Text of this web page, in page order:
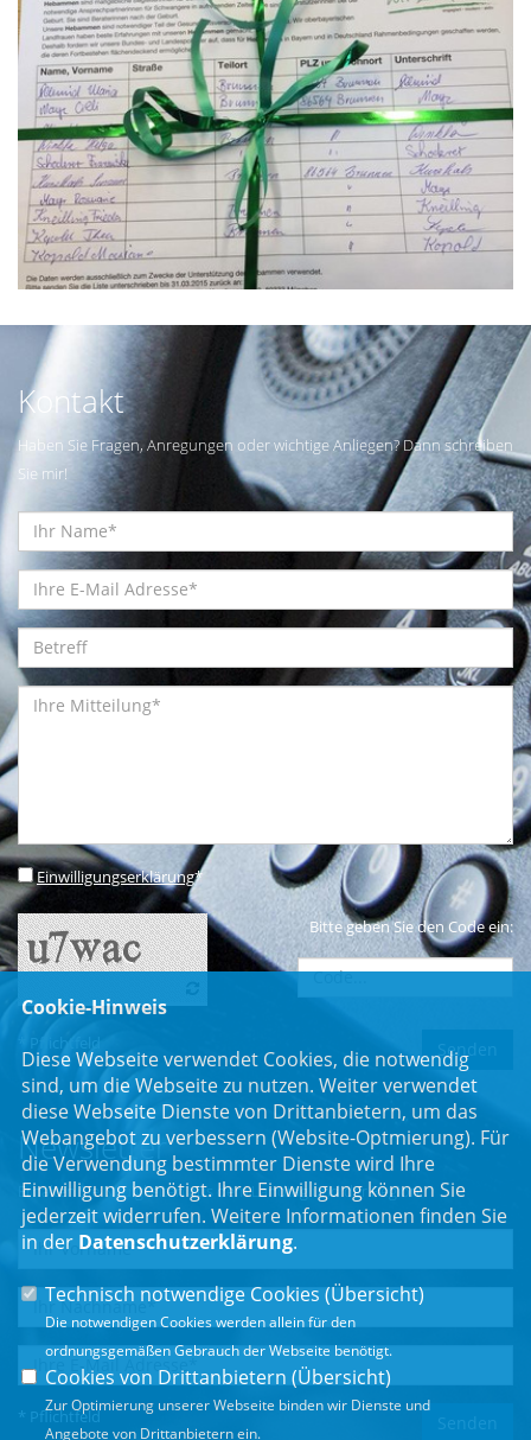
Kontakt
Haben Sie Fragen, Anregungen oder wichtige Anliegen? Dann schreiben
Sie mir!
Einwilligungserklärung*
Bitte geben Sie den Code ein:
* Pflichtfeld
Newsletter
Erhalten Sie Neuigkeiten aus dem Landtag und der Region.
* Pflichtfeld
Cookie-Hinweis
Diese Webseite verwendet Cookies, die notwendig
sind, um die Webseite zu nutzen. Weiter verwendet
diese Webseite Dienste von Drittanbietern, um das
Webangebot zu verbessern (Website-Optmierung). Für
die Verwendung bestimmter Dienste wird Ihre
Einwilligung benötigt. Ihre Einwilligung können Sie
jederzeit widerrufen. Weitere Informationen finden Sie
in der Datenschutzerklärung.
Technisch notwendige Cookies (Übersicht)
Die notwendigen Cookies werden allein für den
ordnungsgemäßen Gebrauch der Webseite benötigt.
Cookies von Drittanbietern (Übersicht)
Zur Optimierung unserer Webseite binden wir Dienste und
Angebote von Drittanbietern ein.